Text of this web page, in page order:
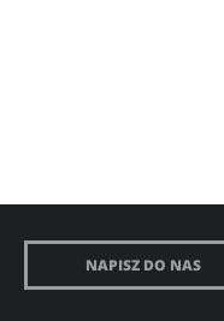
NAPISZ DO NAS